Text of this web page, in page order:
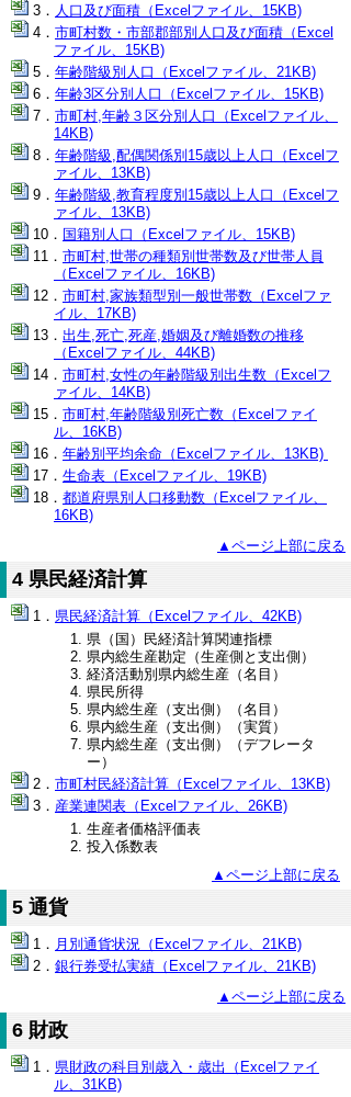
人口及び面積（Excelファイル、15KB)
市町村数・市部郡部別人口及び面積（Excel
ファイル、15KB)
年齢階級別人口（Excelファイル、21KB)
年齢3区分別人口（Excelファイル、15KB)
市町村,年齢３区分別人口（Excelファイル、
14KB)
年齢階級,配偶関係別15歳以上人口（Excelフ
ァイル、13KB)
年齢階級,教育程度別15歳以上人口（Excelフ
ァイル、13KB)
国籍別人口（Excelファイル、15KB)
市町村,世帯の種類別世帯数及び世帯人員
（Excelファイル、16KB)
市町村,家族類型別一般世帯数（Excelファ
イル、17KB)
出生,死亡,死産,婚姻及び離婚数の推移
（Excelファイル、44KB)
市町村,女性の年齢階級別出生数（Excelフ
ァイル、14KB)
市町村,年齢階級別死亡数（Excelファイ
ル、16KB)
年齢別平均余命（Excelファイル、13KB)
生命表（Excelファイル、19KB)
都道府県別人口移動数（Excelファイル、
16KB)
▲ページ上部に戻る
4 県民経済計算
県民経済計算（Excelファイル、42KB)
県（国）民経済計算関連指標
県内総生産勘定（生産側と支出側）
経済活動別県内総生産（名目）
県民所得
県内総生産（支出側）（名目）
県内総生産（支出側）（実質）
県内総生産（支出側）（デフレータ
ー）
市町村民経済計算（Excelファイル、13KB)
産業連関表（Excelファイル、26KB)
生産者価格評価表
投入係数表
▲ページ上部に戻る
5 通貨
月別通貨状況（Excelファイル、21KB)
銀行券受払実績（Excelファイル、21KB)
▲ページ上部に戻る
6 財政
県財政の科目別歳入・歳出（Excelファイ
ル、31KB)